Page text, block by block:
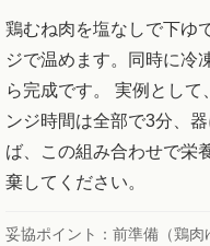
鶏むね肉を塩なしで下ゆ
ジで温めます。同時に冷
ら完成です。 実例とし
ンジ時間は全部で3分、
ば、この組み合わせで栄
棄してください。
妥協ポイント： 前準備（鶏肉